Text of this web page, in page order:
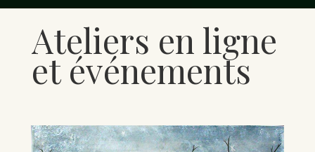
Ateliers en ligne
et événements